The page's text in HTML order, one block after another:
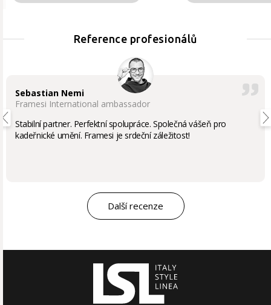
Reference profesionálů
Sebastian Nemi
Framesi International ambassador
Stabilní partner. Perfektní spolupráce. Společná vášeň pro
kadeřnické umění. Framesi je srdeční záležitost!
Další recenze